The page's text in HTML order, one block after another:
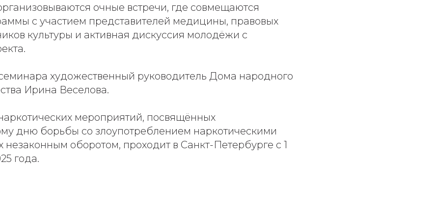
очные встречи, где совмещаются
с участием представителей медицины, правовых
культуры и активная дискуссия молодёжи с
художественный руководитель Дома народного
Ирина Веселова.
мероприятий, посвящённых
дню борьбы со злоупотреблением наркотическими
незаконным оборотом, проходит в Санкт-Петербурге с 1
года.